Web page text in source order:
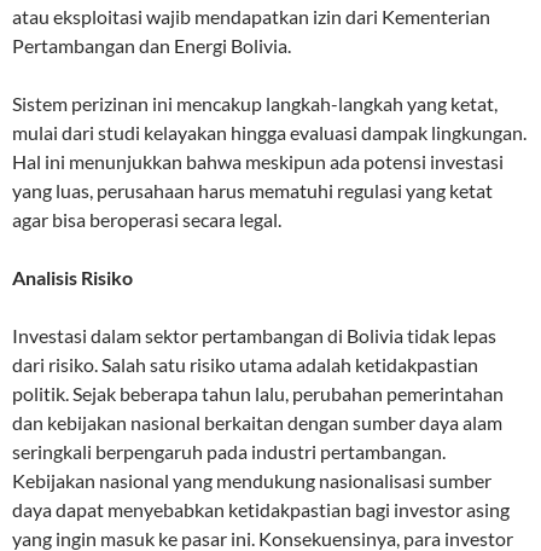
atau eksploitasi wajib mendapatkan izin dari Kementerian
Pertambangan dan Energi Bolivia.
Sistem perizinan ini mencakup langkah-langkah yang ketat,
mulai dari studi kelayakan hingga evaluasi dampak lingkungan.
Hal ini menunjukkan bahwa meskipun ada potensi investasi
yang luas, perusahaan harus mematuhi regulasi yang ketat
agar bisa beroperasi secara legal.
Analisis Risiko
Investasi dalam sektor pertambangan di Bolivia tidak lepas
dari risiko. Salah satu risiko utama adalah ketidakpastian
politik. Sejak beberapa tahun lalu, perubahan pemerintahan
dan kebijakan nasional berkaitan dengan sumber daya alam
seringkali berpengaruh pada industri pertambangan.
Kebijakan nasional yang mendukung nasionalisasi sumber
daya dapat menyebabkan ketidakpastian bagi investor asing
yang ingin masuk ke pasar ini. Konsekuensinya, para investor